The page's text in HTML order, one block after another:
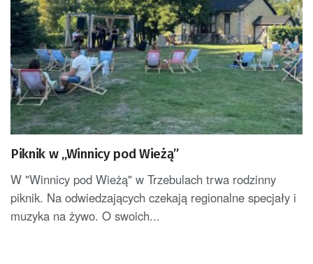
Piknik w „Winnicy pod Wieżą”
W "Winnicy pod Wieżą" w Trzebulach trwa rodzinny
piknik. Na odwiedzających czekają regionalne specjały i
muzyka na żywo. O swoich...